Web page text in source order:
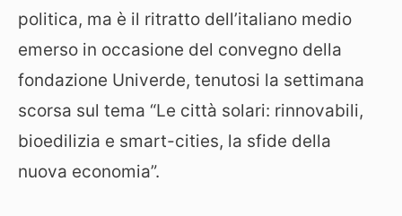
politica, ma è il ritratto dell’italiano medio
emerso in occasione del convegno della
fondazione Univerde, tenutosi la settimana
scorsa sul tema “Le città solari: rinnovabili,
bioedilizia e smart-cities, la sfide della
nuova economia”.